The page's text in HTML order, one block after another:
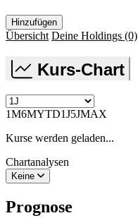
Hinzufügen
Übersicht Deine Holdings (0)
Kurs-Chart
1M6MYTD1J5JMAX
Kurse werden geladen...
Chartanalysen
Keine
Prognose